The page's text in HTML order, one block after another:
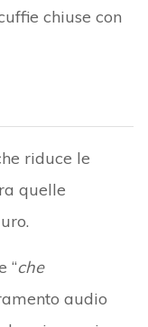
chiuse con
riduce le
quelle
“che
audio